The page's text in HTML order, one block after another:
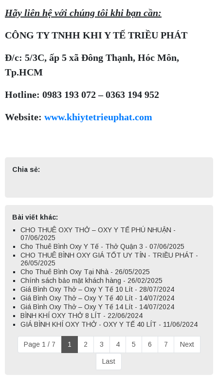
Hãy liên hệ với chúng tôi khi bạn cần:
CÔNG TY TNHH KHI Y TẾ TRIỀU PHÁT
Đ/c: 5/3C, ấp 5 xã Đông Thạnh, Hóc Môn,
Tp.HCM
Hotline: 0983 193 072 – 0363 194 952
Website: www.khiytetrieuphat.com
Chia sẻ:
Bài viết khác:
CHO THUÊ OXY THỞ – OXY Y TẾ PHÚ NHUẬN -
07/06/2025
Cho Thuê Bình Oxy Y Tế - Thở Quận 3 - 07/06/2025
CHO THUÊ BÌNH OXY GIÁ TỐT UY TÍN - TRIỀU PHÁT -
26/05/2025
Cho Thuê Bình Oxy Tại Nhà - 26/05/2025
Chính sách bảo mật khách hàng - 26/02/2025
Giá Bình Oxy Thở – Oxy Y Tế 10 Lít - 28/07/2024
Giá Bình Oxy Thở – Oxy Y Tế 40 Lít - 14/07/2024
Giá Bình Oxy Thở – Oxy Y Tế 14 Lít - 14/07/2024
BÌNH KHÍ OXY THỞ 8 LÍT - 22/06/2024
GIÁ BÌNH KHÍ OXY THỞ - OXY Y TẾ 40 LÍT - 11/06/2024
Page 1 / 7 1 2 3 4 5 6 7 Next
Last